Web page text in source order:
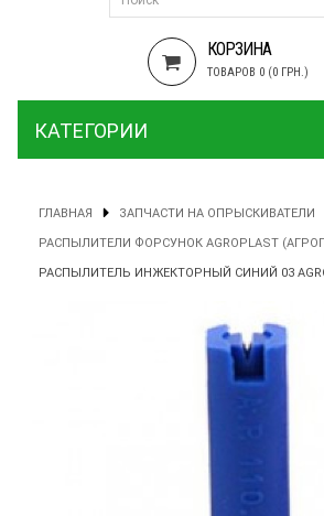
КОРЗИНА
ТОВАРОВ 0 (0 ГРН.)
КАТЕГОРИИ
ГЛАВНАЯ ЗАПЧАСТИ НА ОПРЫСКИВАТЕЛИ
РАСПЫЛИТЕЛИ ФОРСУНОК AGROPLAST
РАСПЫЛИТЕЛЬ ИНЖЕКТОРНЫЙ СИНИЙ 03